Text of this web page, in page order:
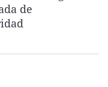
La rosa de los vientos
Gente viajera
Como el perro y el
Caso
Retornados
Equipo de
Extremadura
Galicia
La Rioja
Virales
Televisión
Elecciones
de